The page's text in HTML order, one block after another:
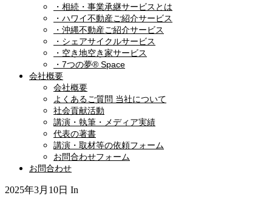
・相続・事業承継サービスとは
・ハワイ不動産ご紹介サービス
・沖縄不動産ご紹介サービス
・シェアサイクルサービス
・空き地空き家サービス
・7つの夢® Space
会社概要
会社概要
よくあるご質問 当社について
社会貢献活動
講演・執筆・メディア実績
代表の著書
講演・取材等の依頼フォーム
お問合わせフォーム
お問合わせ
2025年3月10日 In